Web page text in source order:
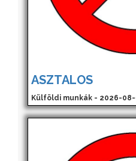
ASZTALOS
Külföldi munkák - 2026-08-